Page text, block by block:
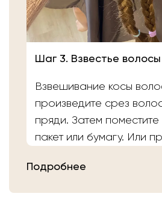
Шаг 3. Взвестье волосы
Взвешивание косы
произведите срез
пряди. Затем поместите
пакет или бумагу. Или
мастера выполнят срез
Подробнее